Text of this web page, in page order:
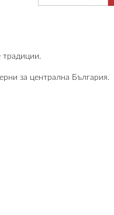
традиции.
за централна България.